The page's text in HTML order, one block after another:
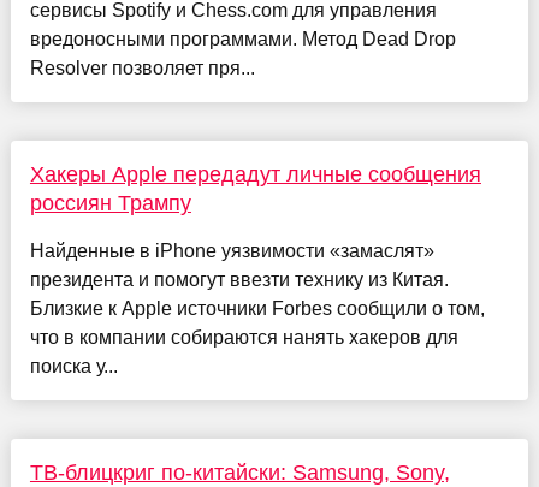
сервисы Spotify и Chess.com для управления
вредоносными программами. Метод Dead Drop
Resolver позволяет пря...
Хакеры Apple передадут личные сообщения
россиян Трампу
Найденные в iPhone уязвимости «замаслят»
президента и помогут ввезти технику из Китая.
Близкие к Apple источники Forbes сообщили о том,
что в компании собираются нанять хакеров для
поиска у...
ТВ-блицкриг по-китайски: Samsung, Sony,